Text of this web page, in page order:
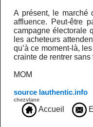
A présent, le marché
affluence. Peut-être
campagne électorale
les acheteurs
qu’à ce moment-là,
crainte de rentrer sans
MOM
source lauthentic.info
chezvlane
Accueil